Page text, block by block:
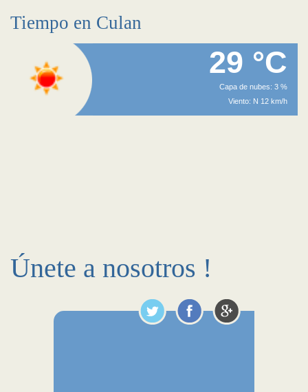
Tiempo en Culan
29 °C
Capa de nubes: 3 %
Viento: N 12 km/h
Únete a nosotros !